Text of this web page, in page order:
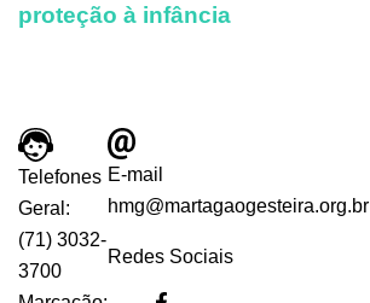
proteção à infância
Telefones
Geral:
(71) 3032-
3700
E-mail
hmg@martagaogesteira.org.br
Redes Sociais